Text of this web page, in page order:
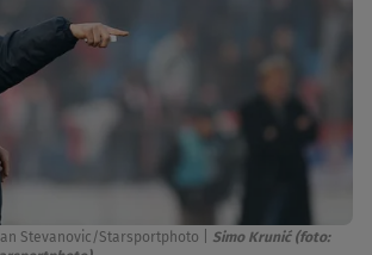
Stevanovic/Starsportphoto
Simo Krunić (foto: